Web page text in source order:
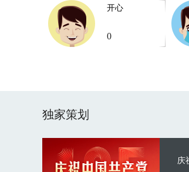
开心
0
独家策划
庆